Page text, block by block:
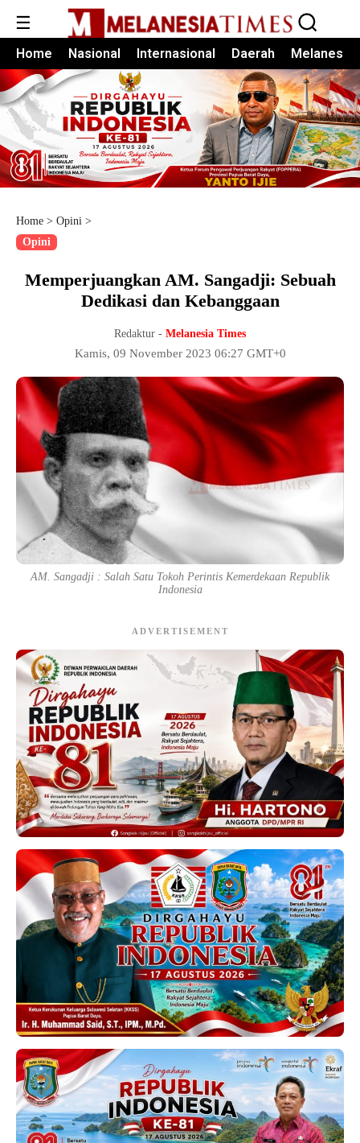
☰
Home Nasional Internasional Daerah Melanesia
Home > Opini >
Opini
Memperjuangkan AM. Sangadji: Sebuah
Dedikasi dan Kebanggaan
Redaktur - Melanesia Times
Kamis, 09 November 2023 06:27 GMT+0
AM. Sangadji : Salah Satu Tokoh Perintis Kemerdekaan Republik
Indonesia
ADVERTISEMENT